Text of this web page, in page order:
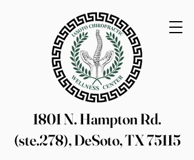
1801 N. Hampton Rd.
(ste.278), DeSoto, TX 75115